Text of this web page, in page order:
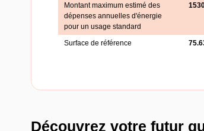
Montant maximum estimé des
dépenses annuelles d'énergie
pour un usage standard
Surface de référence
Découvrez votre futur